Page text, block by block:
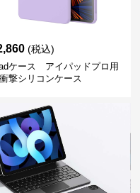
(税込)
ケース アイパッドプロ用
撃シリコンケース